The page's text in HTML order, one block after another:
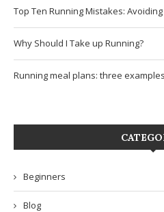
Top Ten Running Mistakes:
Why Should I Take up Running?
Running meal plans: three examples
Beginners
Blog